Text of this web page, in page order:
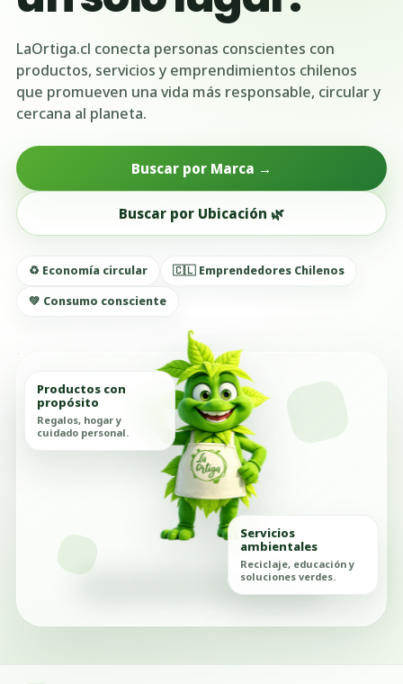
LaOrtiga.cl conecta personas conscientes con
productos, servicios y emprendimientos chilenos
que promueven una vida más responsable, circular y
cercana al planeta.
Buscar por Marca →
Buscar por Ubicación 🌿
♻️ Economía circular
🇨🇱 Emprendedores Chilenos
💚 Consumo consciente
Productos con
propósito
Regalos, hogar y
cuidado personal.
Servicios
ambientales
Reciclaje, educación y
soluciones verdes.